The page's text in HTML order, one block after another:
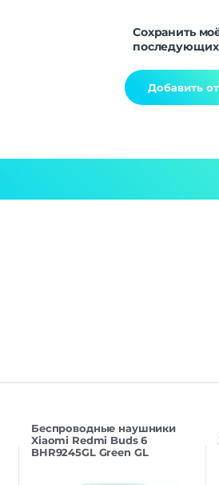
Сохранить
Беспроводные наушники
Xiaomi Redmi Buds 6
BHR9245GL Green GL